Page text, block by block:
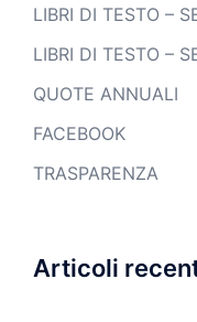
LIBRI DI TESTO –
LIBRI DI TESTO –
QUOTE ANNUALI
FACEBOOK
TRASPARENZA
Articoli